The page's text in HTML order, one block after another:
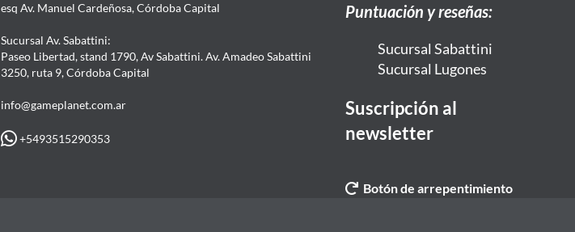
esq Av. Manuel Cardeñosa, Córdoba Capital
Sucursal Av. Sabattini:
Paseo Libertad, stand 1790, Av Sabattini. Av. Amadeo Sabattini
3250, ruta 9, Córdoba Capital
info@gameplanet.com.ar
+5493515290353
Puntuación y reseñas:
Sucursal Sabattini
Sucursal Lugones
Suscripción al
newsletter
Botón de arrepentimiento